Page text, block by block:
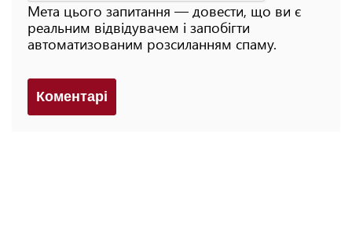
Мета цього запитання — довести, що ви є
реальним відвідувачем і запобігти
автоматизованим розсиланням спаму.
Коментарi